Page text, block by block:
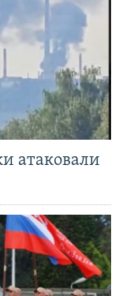
атаковали